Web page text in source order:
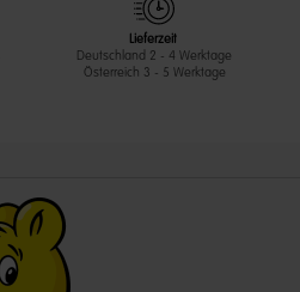
Lieferzeit
Deutschland 2 - 4 Werktage
Österreich 3 - 5 Werktage